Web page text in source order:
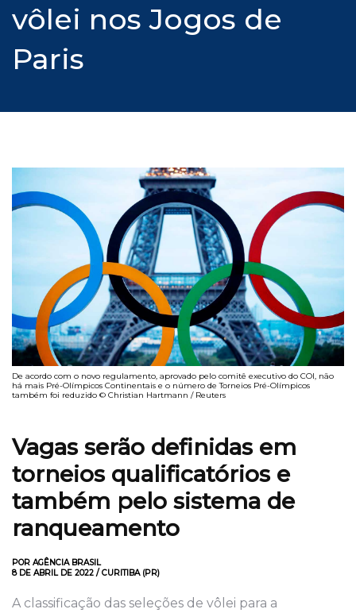
vôlei nos Jogos de
Paris
De acordo com o novo regulamento, aprovado pelo comitê executivo do COI, não
há mais Pré-Olímpicos Continentais e o número de Torneios Pré-Olímpicos
também foi reduzido © Christian Hartmann / Reuters
Vagas serão definidas em
torneios qualificatórios e
também pelo sistema de
ranqueamento
POR AGÊNCIA BRASIL
8 DE ABRIL DE 2022 / CURITIBA (PR)
A classificação das seleções de vôlei para a